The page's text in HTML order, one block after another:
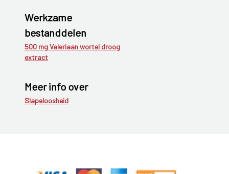
Werkzame
bestanddelen
500 mg Valeriaan wortel droog
extract
Meer info over
Slapeloosheid